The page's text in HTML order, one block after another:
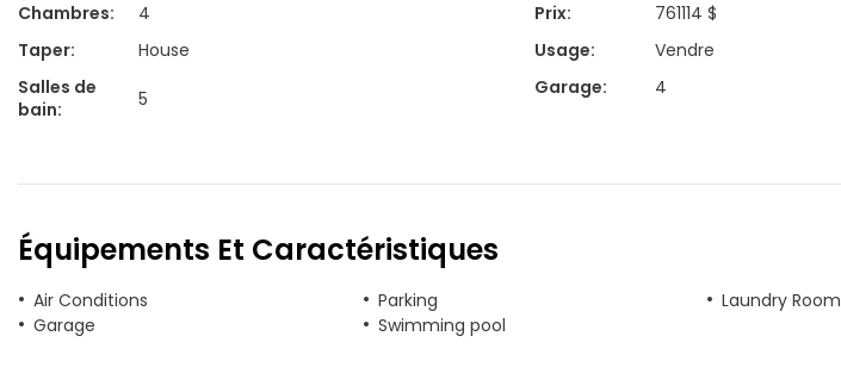
Chambres: 4 Prix:
761114 $
Taper: House Usage:
Vendre
Salles de
bain: 5 Garage: 4
Équipements Et Caractéristiques
Air Conditions Parking
Laundry Room
Garage
Swimming pool